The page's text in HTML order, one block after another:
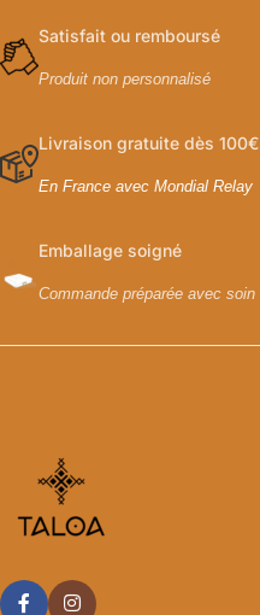
Satisfait ou remboursé
Produit non personnalisé
Livraison gratuite dès 100€
En France avec Mondial Relay
Emballage soigné
Commande préparée avec soin